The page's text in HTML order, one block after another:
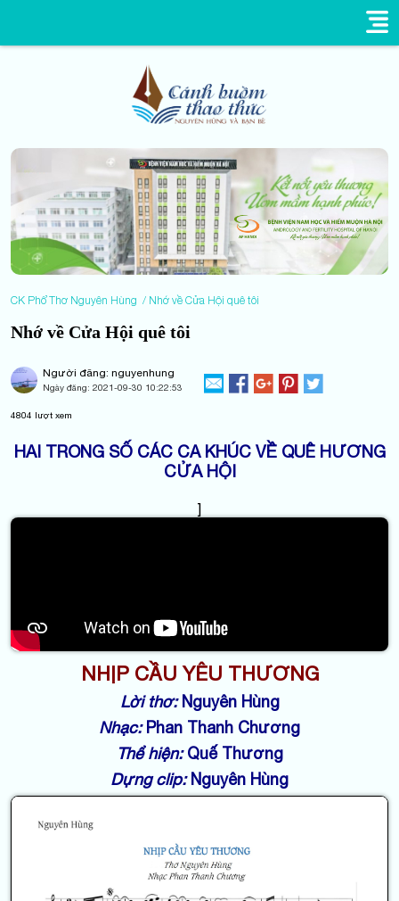
CK Phổ Thơ Nguyên Hùng Nhớ về Cửa Hội quê tôi
Nhớ về Cửa Hội quê tôi
Người đăng: nguyenhung
Ngày đăng: 2021-09-30 10:22:53
4804 lượt xem
HAI TRONG SỐ CÁC CA KHÚC VỀ QUÊ HƯƠNG
CỬA HỘI
]
NHỊP CẦU YÊU THƯƠNG
Lời thơ:Nguyên Hùng
Nhạc:Phan Thanh Chương
Thể hiện:Quế Thương
Dựng clip:Nguyên Hùng